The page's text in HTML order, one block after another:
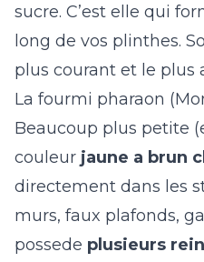
sucre. C’est elle qui
long de vos plinthes.
plus courant et le plus
La fourmi pharaon
Beaucoup plus petite
couleur jaune a brun
directement dans les
murs, faux plafonds,
possede plusieurs